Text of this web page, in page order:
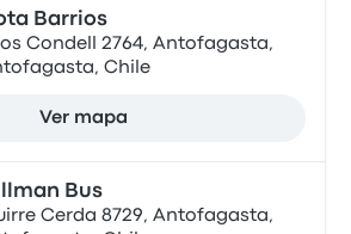
Barrios
Condell 2764, Antofagasta,
Chile
Ver mapa
Bus
Cerda 8729, Antofagasta,